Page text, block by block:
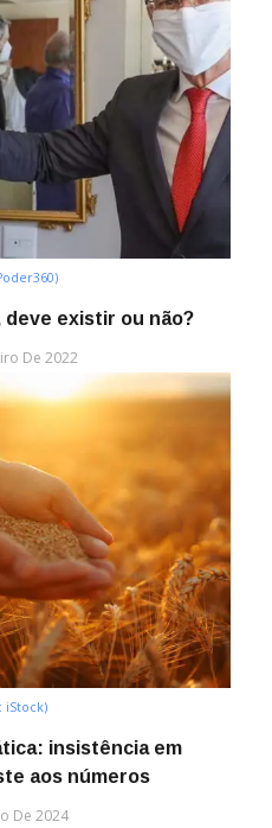
deve existir ou não?
De 2022
iStock)
insistência em
aos números
De 2024